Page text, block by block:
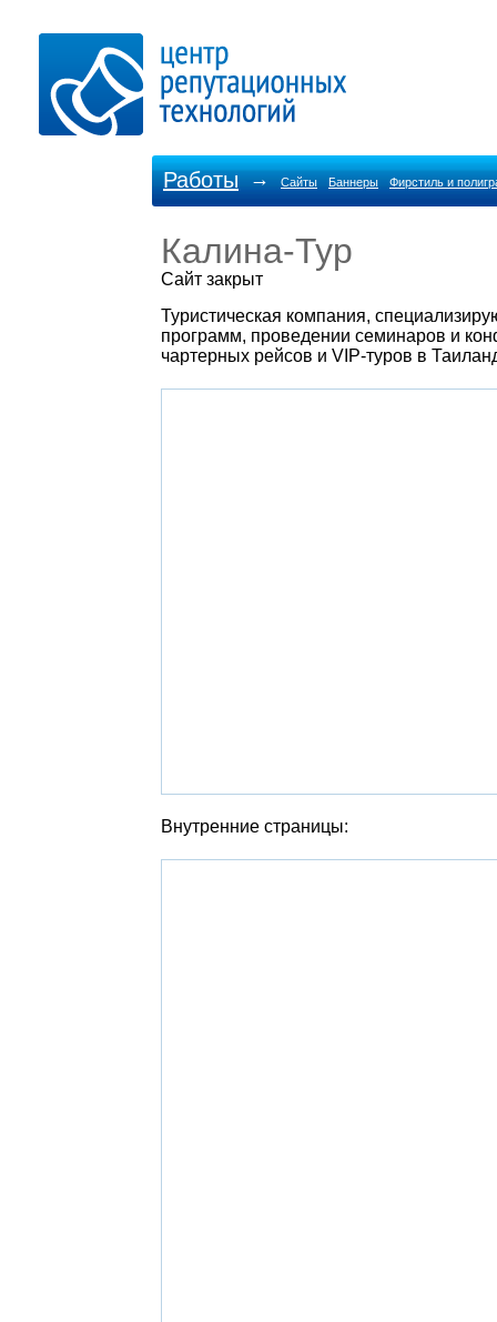
Работы → Сайты Баннеры Фирстиль и
Калина-Тур
Cайт закрыт
Туристическая компания,
программ, проведении семинаров и
чартерных рейсов и VIP-туров в
Внутренние страницы: